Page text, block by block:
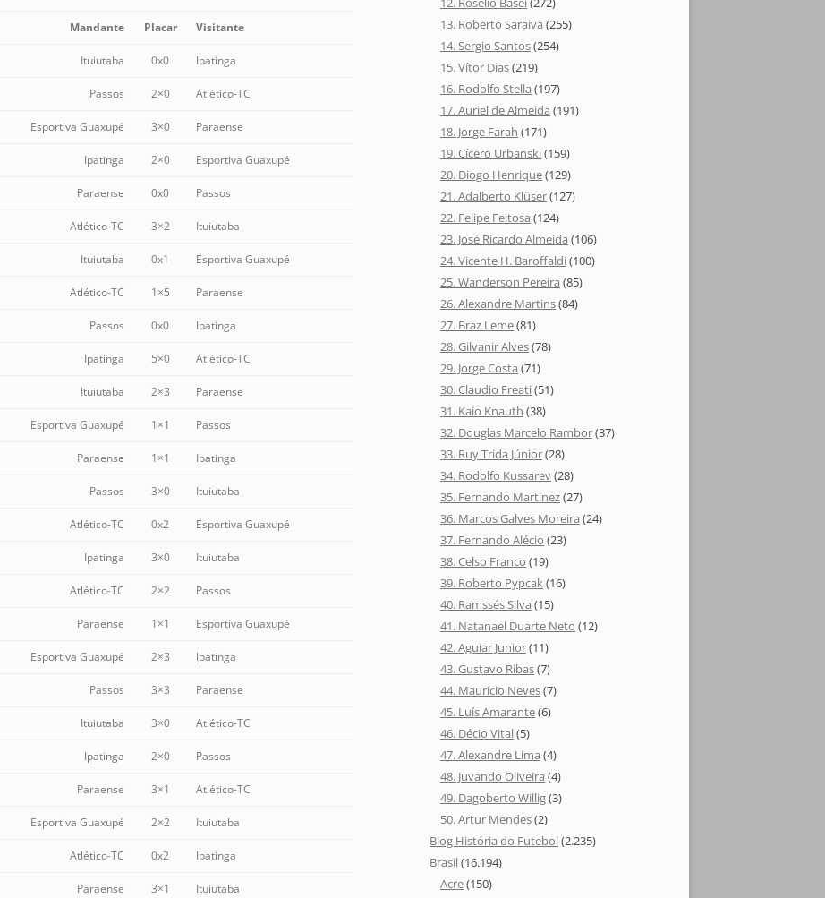
Mandante Placar Visitante
Ituiutaba 0x0 Ipatinga
Passos 2×0 Atlético-TC
Esportiva Guaxupé 3×0 Paraense
Ipatinga 2×0 Esportiva Guaxupé
Paraense 0x0 Passos
Atlético-TC 3×2 Ituiutaba
Ituiutaba 0x1 Esportiva Guaxupé
Atlético-TC 1×5 Paraense
Passos 0x0 Ipatinga
Ipatinga 5×0 Atlético-TC
Ituiutaba 2×3 Paraense
Esportiva Guaxupé 1×1 Passos
Paraense 1×1 Ipatinga
Passos 3×0 Ituiutaba
Atlético-TC 0x2 Esportiva Guaxupé
Ipatinga 3×0 Ituiutaba
Atlético-TC 2×2 Passos
Paraense 1×1 Esportiva Guaxupé
Esportiva Guaxupé 2×3 Ipatinga
Passos 3×3 Paraense
Ituiutaba 3×0 Atlético-TC
Ipatinga 2×0 Passos
Paraense 3×1 Atlético-TC
Esportiva Guaxupé 2×2 Ituiutaba
Atlético-TC 0x2 Ipatinga
Paraense 3×1 Ituiutaba
13. Roberto Saraiva (255)
14. Sergio Santos(254)
15. Vítor Dias(219)
16. Rodolfo Stella (197)
17. Auriel de Almeida (191)
18. Jorge Farah (171)
19. Cícero Urbanski(159)
20. Diogo Henrique(129)
21. Adalberto Klüser(127)
22. Felipe Feitosa (124)
23. José Ricardo Almeida (106)
24. Vicente H. Baroffaldi(100)
25. Wanderson Pereira (85)
26. Alexandre Martins(84)
27. Braz Leme(81)
28. Gilvanir Alves(78)
29. Jorge Costa (71)
30. Claudio Freati(51)
31. Kaio Knauth (38)
32. Douglas Marcelo Rambor(37)
33. Ruy Trida Júnior(28)
34. Rodolfo Kussarev(28)
35. Fernando Martinez(27)
36. Marcos Galves Moreira (24)
37. Fernando Alécio (23)
38. Celso Franco (19)
39. Roberto Pypcak(16)
40. Ramssés Silva (15)
41. Natanael Duarte Neto (12)
42. Aguiar Junior(11)
43. Gustavo Ribas(7)
44. Maurício Neves(7)
45. Luís Amarante(6)
46. Décio Vital(5)
47. Alexandre Lima (4)
48. Juvando Oliveira (4)
49. Dagoberto Willig(3)
50. Artur Mendes(2)
Blog História do Futebol(2.235)
Brasil(16.194)
Acre(150)